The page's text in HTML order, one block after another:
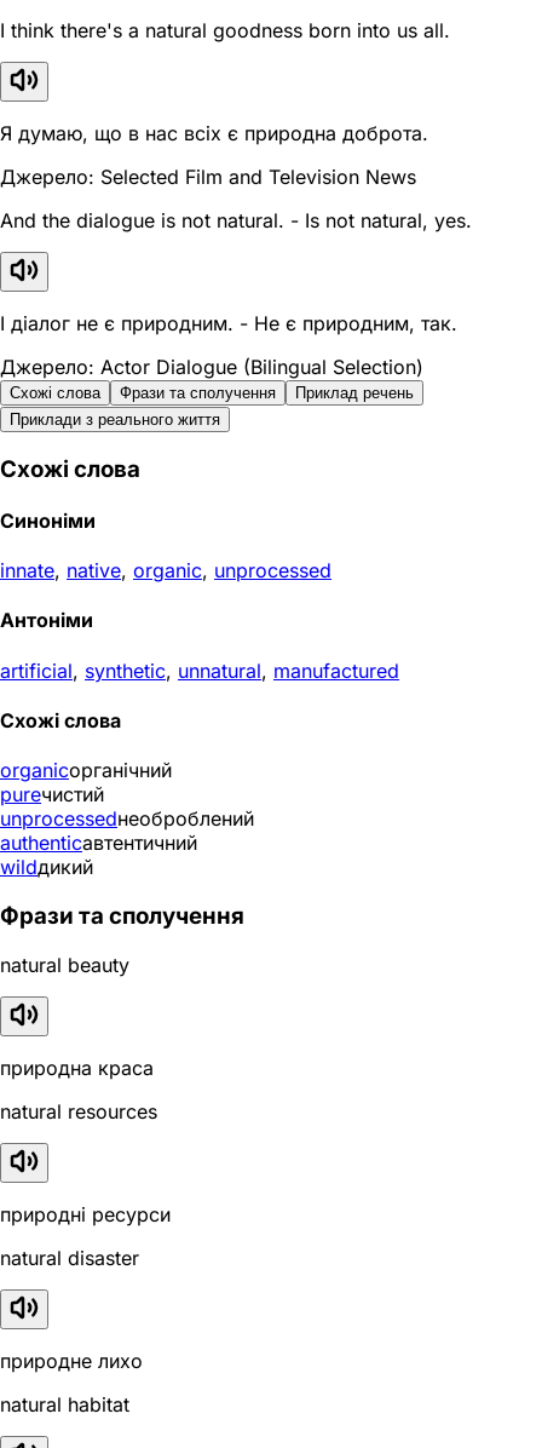
I think there's a natural goodness born into us all.
Я думаю, що в нас всіх є природна доброта.
Джерело: Selected Film and Television News
And the dialogue is not natural. - Is not natural, yes.
І діалог не є природним. - Не є природним, так.
Джерело: Actor Dialogue (Bilingual Selection)
Схожі слова Фрази та сполучення
Приклад речень
Приклади з реального життя
Схожі слова
Синоніми
innate, native, organic, unprocessed
Антоніми
artificial, synthetic, unnatural, manufactured
Схожі слова
organicорганічний
pureчистий
unprocessedнеоброблений
authenticавтентичний
wildдикий
Фрази та сполучення
natural beauty
природна краса
natural resources
природні ресурси
natural disaster
природне лихо
natural habitat